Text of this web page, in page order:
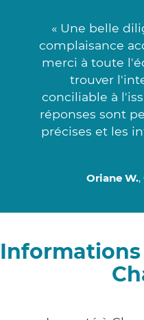
« Une belle
complaisance
merci à toute
trouver
conciliable à
réponses sont
précises et les
Oriane W.,